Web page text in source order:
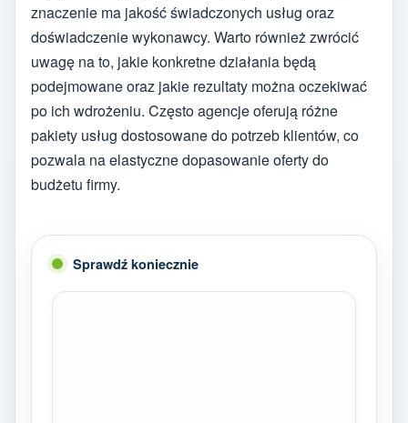
znaczenie ma jakość świadczonych usług oraz
doświadczenie wykonawcy. Warto również zwrócić
uwagę na to, jakie konkretne działania będą
podejmowane oraz jakie rezultaty można oczekiwać
po ich wdrożeniu. Często agencje oferują różne
pakiety usług dostosowane do potrzeb klientów, co
pozwala na elastyczne dopasowanie oferty do
budżetu firmy.
Sprawdź koniecznie